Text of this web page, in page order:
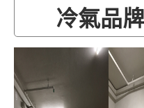
冷氣品